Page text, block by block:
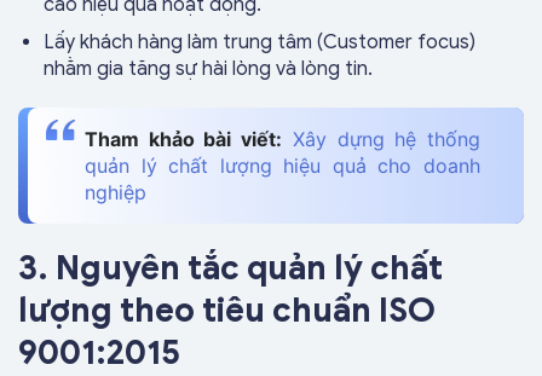
Lấy khách hàng làm trung tâm (Customer focus)
nhằm gia tăng sự hài lòng và lòng tin.
Tham khảo bài viết: Xây dựng hệ thống
quản lý chất lượng hiệu quả cho doanh
nghiệp
3. Nguyên tắc quản lý chất
lượng theo tiêu chuẩn ISO
9001:2015